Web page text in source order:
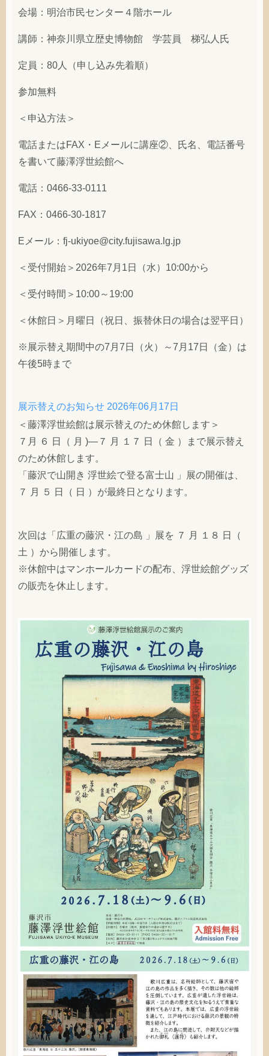
会場：明治市民センター４階ホール
講師：神奈川県立歴史博物館 学芸員 梯弘人氏
定員：80人（申し込み先着順）
参加無料
＜申込方法＞
電話またはFAX・Eメールに講座②、氏名、電話番号
を書いて藤澤浮世絵館へ
電話：0466-33-0111
FAX：0466-30-1817
Eメール：fj-ukiyoe@city.fujisawa.lg.jp
＜受付開始＞2026年7月1日（水）10:00から
＜受付時間＞10:00～19:00
＜休館日＞月曜日（祝日、振替休日の場合は翌平日）
※展示替え期間中の7月7日（火）～7月17日（金）は
午後5時まで
展示替えのお知らせ 2026年06月17日
＜藤澤浮世絵館は展示替えのため休館します＞
７月 ６ 日（ 月 )―７ 月 １７ 日（ 金 ）まで展示替え
のため休館します。
「藤沢で山開き 浮世絵で登る富士山 」展の開催は、
７ 月 ５ 日（ 日 ）が最終日となります。
次回は「広重の藤沢・江の島 」展を ７ 月 １８ 日（
土 ）から開催します。
※休館中はマンホールカードの配布、浮世絵館グッズ
の販売を休止します。